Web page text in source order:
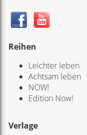
Reihen
Leichter leben
Achtsam leben
NOW!
Edition Now!
Verlage